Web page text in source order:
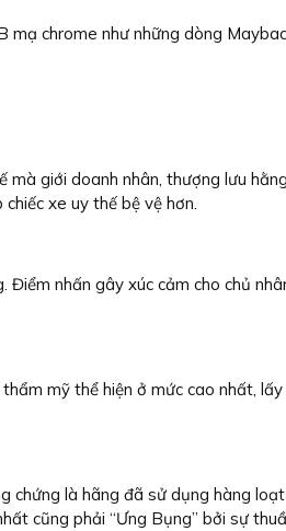
chrome như những dòng
giới doanh nhân, thượng lưu
xe uy thế bệ vệ hơn.
nhấn gây xúc cảm cho chủ
mỹ thể hiện ở mức cao nhất,
là hãng đã sử dụng hàng
cũng phải “Ưng Bụng” bởi sự